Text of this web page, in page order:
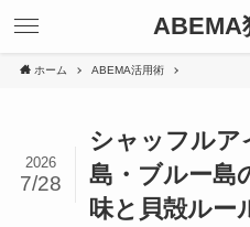
ABEMA
ホーム ABEMA活用術
シャッフルア
島・ブルー島
味と貝殻ルー
2026
7/28